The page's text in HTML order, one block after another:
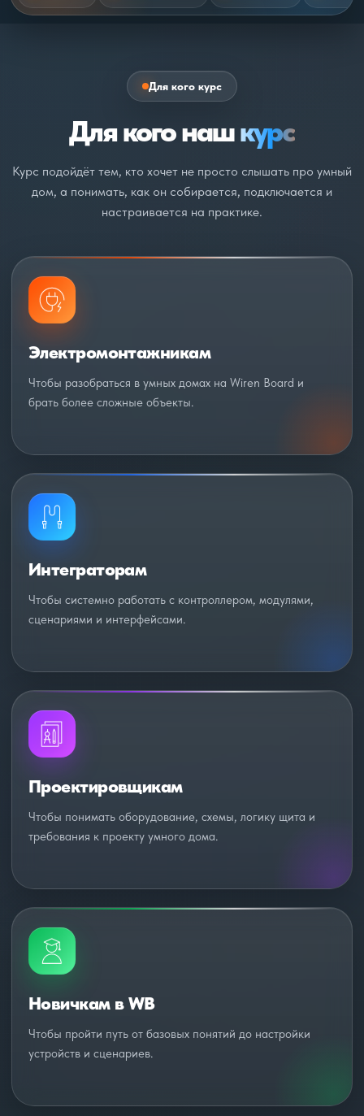
Для кого курс
Для кого нашкурс
Курс подойдёт тем, кто хочет не просто слышать про умный
дом, а понимать, как он собирается, подключается и
настраивается на практике.
Электромонтажникам
Чтобы разобраться в умных домах на Wiren Board и
брать более сложные объекты.
Интеграторам
Чтобы системно работать с контроллером, модулями,
сценариями и интерфейсами.
Проектировщикам
Чтобы понимать оборудование, схемы, логику щита и
требования к проекту умного дома.
Новичкам в WB
Чтобы пройти путь от базовых понятий до настройки
устройств и сценариев.